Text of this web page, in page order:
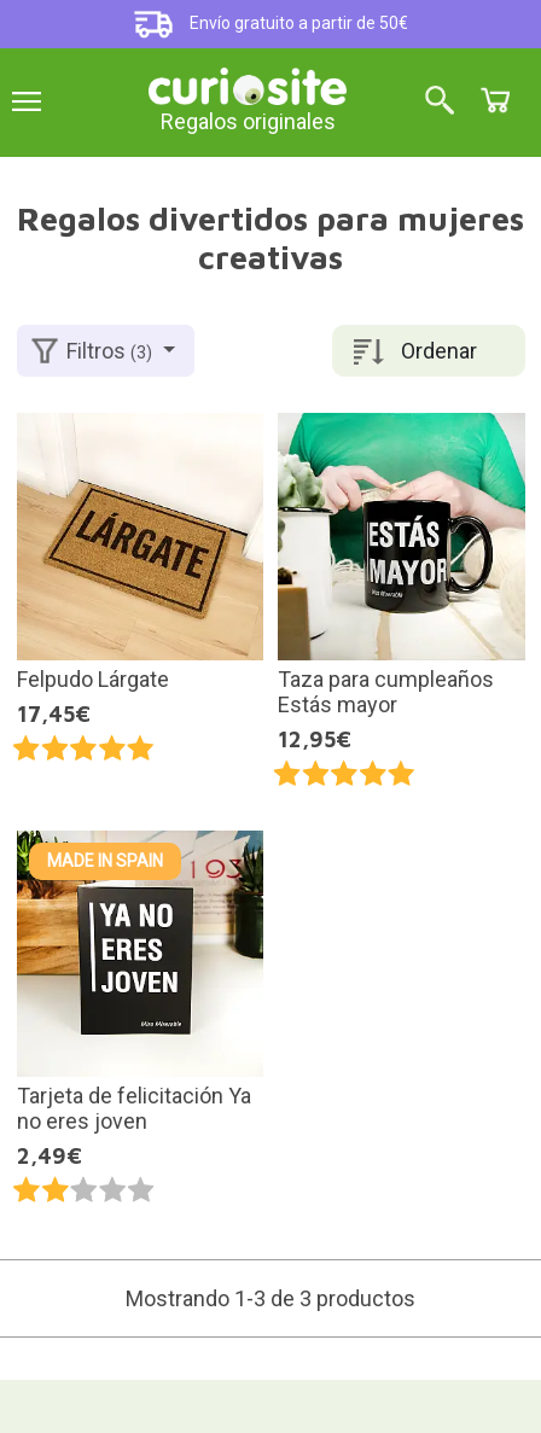
Envío gratuito a partir de 50€
Regalos originales
Regalos divertidos para mujeres
creativas
Ordenar
Filtros(3)
Felpudo Lárgate
17,45€
Taza para cumpleaños
Estás mayor
12,95€
MADE IN SPAIN
Tarjeta de felicitación Ya
no eres joven
2,49€
Mostrando 1-3 de 3 productos